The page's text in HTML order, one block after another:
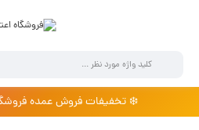
❄️ تخفیفات فروش عمده